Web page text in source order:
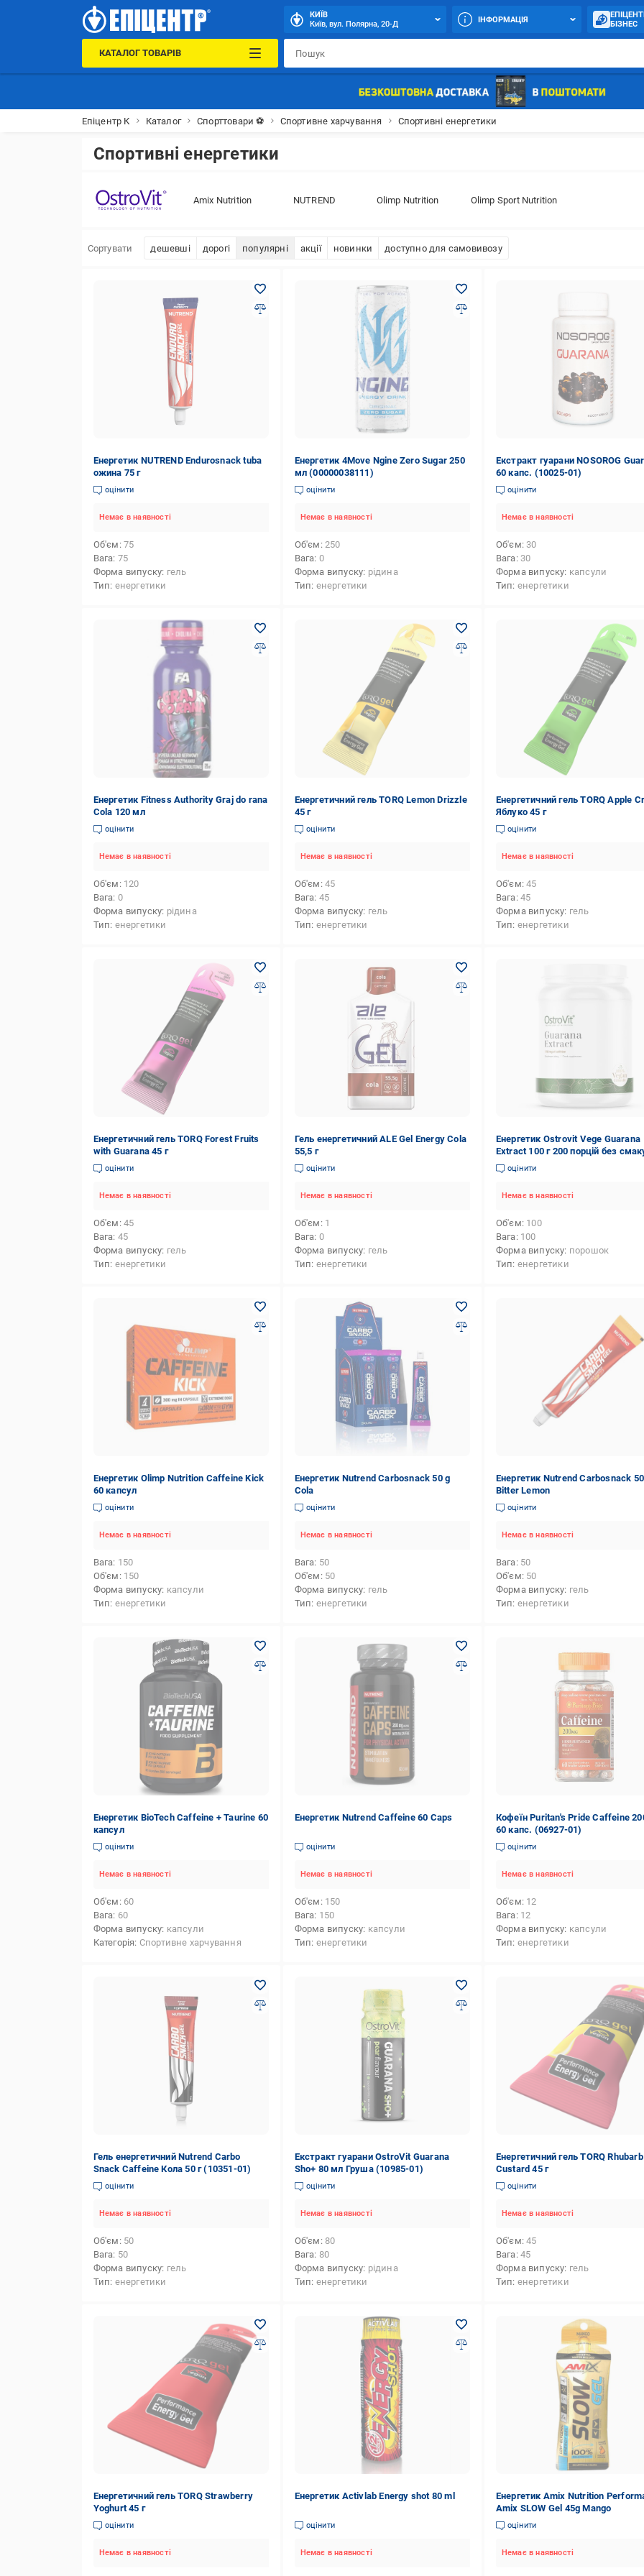
КИЇВ
Київ, вул. Полярна, 20-Д
ІНФОРМАЦІЯ
БІЗНЕС
КАТАЛОГ ТОВАРІВ
Епіцентр К Каталог Спорттовари ⚽ Спортивне харчування Спортивні енергетики
Спортивні енергетики
Amix Nutrition NUTREND Olimp Nutrition Olimp Sport Nutrition
Сортувати дешевші дорогі популярні акції новинки доступно для самовивозу
Енергетик NUTREND Endurosnack tuba
ожина 75 г
оцінити
Немає в наявності
Об'єм 75
Вага 75
Форма випуску гель
Тип енергетики
Енергетик 4Move Ngine Zero Sugar 250
мл (00000038111)
оцінити
Немає в наявності
Об'єм 250
Вага 0
Форма випуску рідина
Тип енергетики
Екстракт гуарани NOSOROG
60 капс. (10025-01)
оцінити
Немає в наявності
Об'єм 30
Вага 30
Форма випуску капсули
Тип енергетики
Енергетик Fitness Authority Graj do rana
Cola 120 мл
оцінити
Немає в наявності
Об'єм 120
Вага 0
Форма випуску рідина
Тип енергетики
Енергетичний гель TORQ Lemon Drizzle
45 г
оцінити
Немає в наявності
Об'єм 45
Вага 45
Форма випуску гель
Тип енергетики
Енергетичний гель TORQ Apple
Яблуко 45 г
оцінити
Немає в наявності
Об'єм 45
Вага 45
Форма випуску гель
Тип енергетики
Енергетичний гель TORQ Forest Fruits
with Guarana 45 г
оцінити
Немає в наявності
Об'єм 45
Вага 45
Форма випуску гель
Тип енергетики
Гель енергетичний ALE Gel Energy Cola
55,5 г
оцінити
Немає в наявності
Об'єм 1
Вага 0
Форма випуску гель
Тип енергетики
Енергетик Ostrovit Vege Guarana
Extract 100 г 200 порцій без
(000021042)
оцінити
Немає в наявності
Об'єм 100
Вага 100
Форма випуску порошок
Тип енергетики
Енергетик Olimp Nutrition Caffeine Kick
60 капсул
оцінити
Немає в наявності
Вага 150
Об'єм 150
Форма випуску капсули
Тип енергетики
Енергетик Nutrend Carbosnack 50 g
Cola
оцінити
Немає в наявності
Вага 50
Об'єм 50
Форма випуску гель
Тип енергетики
Енергетик Nutrend Carbosnack
Bitter Lemon
оцінити
Немає в наявності
Вага 50
Об'єм 50
Форма випуску гель
Тип енергетики
Енергетик BioTeсh Caffeine + Taurine 60
капсул
оцінити
Немає в наявності
Об'єм 60
Вага 60
Форма випуску капсули
Категорія Спортивне харчування
Енергетик Nutrend Caffeine 60 Caps
оцінити
Немає в наявності
Об'єм 150
Вага 150
Форма випуску капсули
Тип енергетики
Кофеїн Puritan's Pride Caffeine
60 капс. (06927-01)
оцінити
Немає в наявності
Об'єм 12
Вага 12
Форма випуску капсули
Тип енергетики
Гель енергетичний Nutrend Carbo
Snack Caffeine Кола 50 г (10351-01)
оцінити
Немає в наявності
Об'єм 50
Вага 50
Форма випуску гель
Тип енергетики
Екстракт гуарани OstroVit Guarana
Sho+ 80 мл Груша (10985-01)
оцінити
Немає в наявності
Об'єм 80
Вага 80
Форма випуску рідина
Тип енергетики
Енергетичний гель TORQ
Custard 45 г
оцінити
Немає в наявності
Об'єм 45
Вага 45
Форма випуску гель
Тип енергетики
Енергетичний гель TORQ Strawberry
Yoghurt 45 г
оцінити
Немає в наявності
Енергетик Activlab Energy shot 80 ml
оцінити
Немає в наявності
Енергетик Amix Nutrition
Amix SLOW Gel 45g Mango
оцінити
Немає в наявності